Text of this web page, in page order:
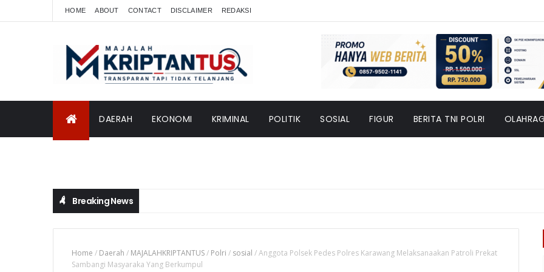
HOME ABOUT CONTACT DISCLAIMER REDAKSI
DAERAH EKONOMI KRIMINAL POLITIK SOSIAL FIGUR BERITA TNI POLRI
Breaking News
Home / Daerah / MAJALAHKRIPTANTUS/ Polri / sosial /Anggota Polsek Pedes Polres Karawang Melaksanaakan Patroli Prekat
Sambangi Masyaraka Yang Berkumpul